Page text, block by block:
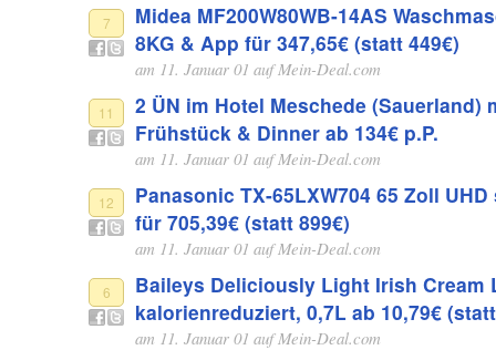
7
Midea MF200W80WB-14AS
8KG & App für 347,65€ (statt 449€)
am 11. Januar 01 aufMein-Deal.com
11
2 ÜN im Hotel Meschede (Sauerland)
Frühstück & Dinner ab 134€ p.P.
am 11. Januar 01 aufMein-Deal.com
12
Panasonic TX-65LXW704 65 Zoll
für 705,39€ (statt 899€)
am 11. Januar 01 aufMein-Deal.com
6
Baileys Deliciously Light Irish Cream
kalorienreduziert, 0,7L ab 10,79€
am 11. Januar 01 aufMein-Deal.com